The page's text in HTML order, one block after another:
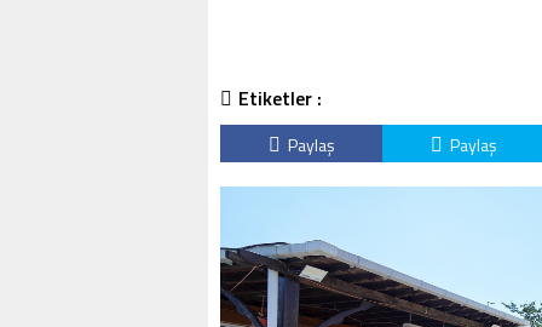
Etiketler :
Paylaş Paylaş